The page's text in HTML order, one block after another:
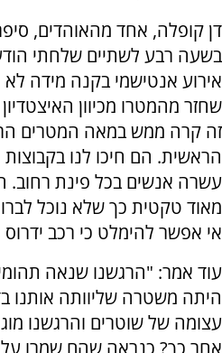
דן קופלה, אחד מהאוהדים,
בשעה רבע לשתיים שלחתי
אירוע אנטישמי בקנה מידה לא
שחזר מהמטרו מכיוון
זה קרה ממש במאה המטרים
הראשית. הם חיכו לנו
עשרה אנשים בכל פינת רחוב.
מאוד טקטית כך שלא נוכל
אי אפשר להימלט כי רכב
עוד אמר: "הרגשנו שנאה
היתה משטרה שליוותה
עצומה של שוטרים והרגשנו
אחר כך? כנראה שהם שמרו על